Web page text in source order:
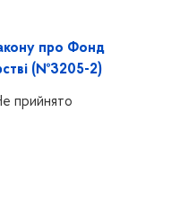
про Фонд
(№3205-2)
прийнято